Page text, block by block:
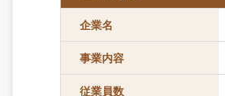
企業名
事業内容
従業員数